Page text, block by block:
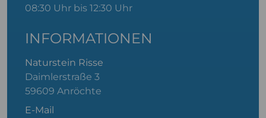
08:30 Uhr bis 12:30 Uhr
INFORMATIONEN
Naturstein Risse
Daimlerstraße 3
59609 Anröchte
E-Mail